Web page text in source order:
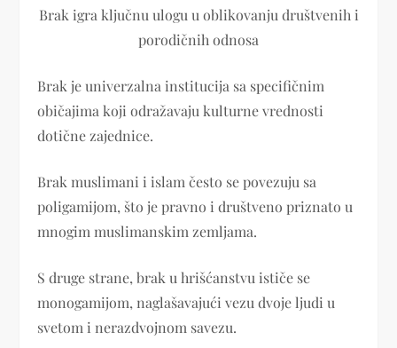
Brak igra ključnu ulogu u oblikovanju društvenih i
porodičnih odnosa
Brak je univerzalna institucija sa specifičnim
običajima koji odražavaju kulturne vrednosti
dotične zajednice.
Brak muslimani i islam često se povezuju sa
poligamijom, što je pravno i društveno priznato u
mnogim muslimanskim zemljama.
S druge strane, brak u hrišćanstvu ističe se
monogamijom, naglašavajući vezu dvoje ljudi u
svetom i nerazdvojnom savezu.